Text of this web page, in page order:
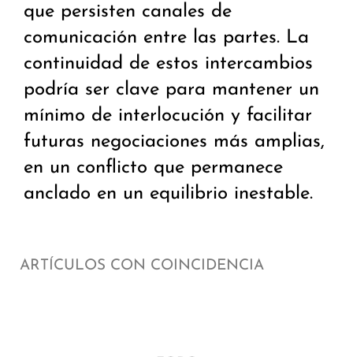
que persisten canales de
comunicación entre las partes. La
continuidad de estos intercambios
podría ser clave para mantener un
mínimo de interlocución y facilitar
futuras negociaciones más amplias,
en un conflicto que permanece
anclado en un equilibrio inestable.
ARTÍCULOS CON COINCIDENCIA